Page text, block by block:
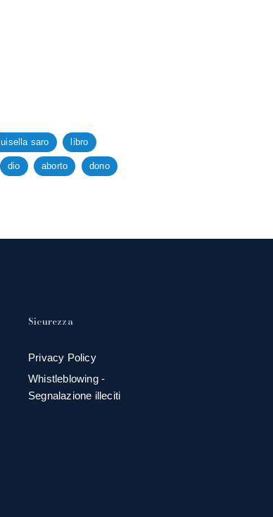
luisella saro libro
dio aborto dono
Sicurezza
Privacy Policy
Whistleblowing -
Segnalazione illeciti